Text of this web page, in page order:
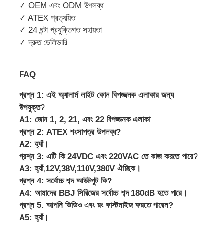
✓ OEM এবং ODM উপলব্ধ
✓ ATEX প্রত্যয়িত
✓ 24 ঘন্টা প্রযুক্তিগত সহায়তা
✓ দ্রুত ডেলিভারি
FAQ
প্রশ্ন 1: এই অ্যালার্ম লাইট কোন বিপজ্জনক এলাকার জন্য
উপযুক্ত?
A1: জোন 1, 2, 21, এবং 22 বিপজ্জনক এলাকা
প্রশ্ন 2: ATEX শংসাপত্র উপলব্ধ?
A2: হ্যাঁ।
প্রশ্ন 3: এটি কি 24VDC এবং 220VAC তে কাজ করতে পারে?
A3: হ্যাঁ,12V,38V,110V,380V ঐচ্ছিক।
প্রশ্ন 4: সর্বোচ্চ শব্দ আউটপুট কি?
A4: আমাদের BBJ সিরিজের সর্বোচ্চ শব্দ 180dB হতে পারে।
প্রশ্ন 5: আপনি ভিডিও এবং রং কাস্টমাইজ করতে পারেন?
A5: হ্যাঁ।